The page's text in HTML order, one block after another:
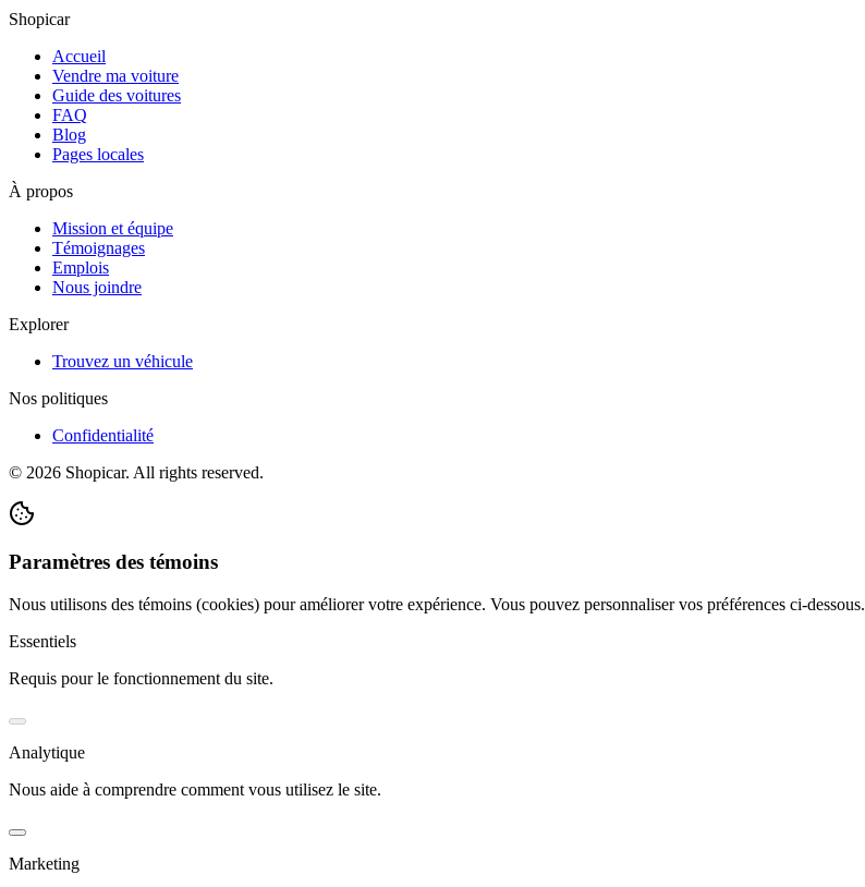
Shopicar
Accueil
Vendre ma voiture
Guide des voitures
FAQ
Blog
Pages locales
À propos
Mission et équipe
Témoignages
Emplois
Nous joindre
Explorer
Trouvez un véhicule
Nos politiques
Confidentialité
© 2026 Shopicar. All rights reserved.
Paramètres des témoins
Nous utilisons des témoins (cookies) pour améliorer votre expérience. Vous pouvez personnaliser vos préférences ci-dessous.
Essentiels
Requis pour le fonctionnement du site.
Analytique
Nous aide à comprendre comment vous utilisez le site.
Marketing